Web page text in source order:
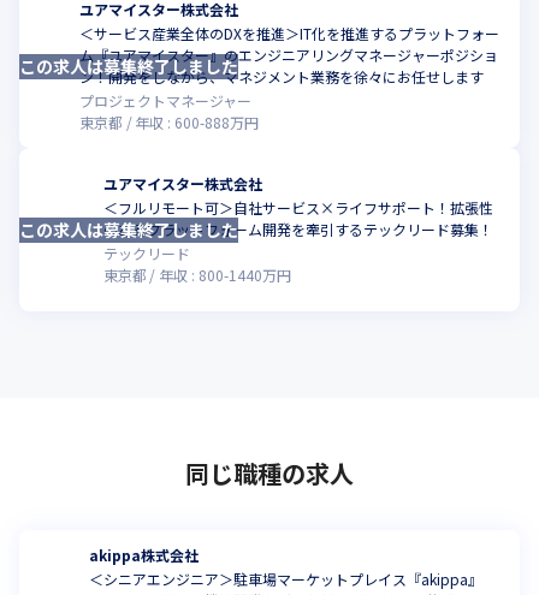
ユアマイスター株式会社
＜サービス産業全体のDXを推進＞IT化を推進するプラットフォー
ム『ユアマイスター』のエンジニアリングマネージャーポジショ
ン！開発をしながら、マネジメント業務を徐々にお任せします
プロジェクトマネージャー
東京都
年収 : 600-888万円
この求人は募集終了しました
ユアマイスター株式会社
＜フルリモート可＞自社サービス×ライフサポート！拡張性
のあるプラットフォーム開発を牽引するテックリード募集！
テックリード
東京都
年収 : 800-1440万円
この求人は募集終了しました
同じ職種の求人
akippa株式会社
＜シニアエンジニア＞駐車場マーケットプレイス『akippa』